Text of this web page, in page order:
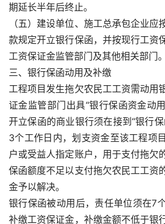
期延长半年后终止。
（五）建设单位、施工总承包企业应
款规定开立银行保函，并按现行工资
工资保证金监管部门及其他相关部门。
三、银行保函动用及补缴
工程项目发生拖欠农民工工资需动用
证金监管部门出具“银行保函资金动
开立保函的商业银行须在接到“银行
3个工作日内，划支资金至该工程项
户或受益人指定账户，用于支付拖欠
保函额度不足以支付拖欠农民工工资
金予以解决。
银行保函被动用后，责任单位须在7
补缴工资保证金，补缴金额不低于银